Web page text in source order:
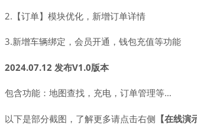
2.【订单】模块优化，新增订单详情
3.新增车辆绑定，会员开通，钱包充值等功能
2024.07.12 发布V1.0版本
包含功能：地图查找，充电，订单管理等…
以下是部分截图，了解更多请点击右侧 【在线演